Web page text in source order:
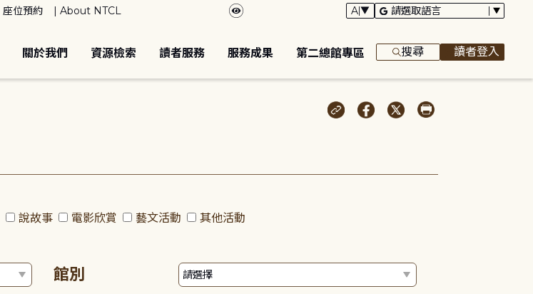
座位預約 About NTCL
關於我們 資源檢索 讀者服務 服務成果 第二總館專區 搜尋 讀者登入
說故事 電影欣賞 藝文活動 其他活動
館別